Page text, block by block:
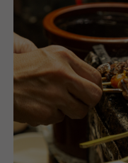
動くことが当者の
基盤となりました。